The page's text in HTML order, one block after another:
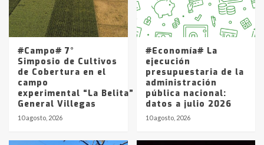
5
Los precios de los combustibles en
La Pampa, desde YPF hasta Axion
entre 857 a 1338 pesos
#Campo# 7°
Simposio de Cultivos
de Cobertura en el
campo
experimental “La Belita” del INTA
General Villegas
10 agosto, 2026
#Economía# La
ejecución
presupuestaria de la
administración
pública nacional:
datos a julio 2026
10 agosto, 2026